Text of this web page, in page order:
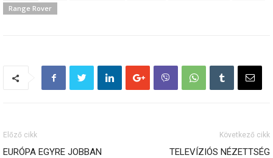
Range Rover
Előző cikk
EURÓPA EGYRE JOBBAN
Következő cikk
TELEVÍZIÓS NÉZETTSÉG